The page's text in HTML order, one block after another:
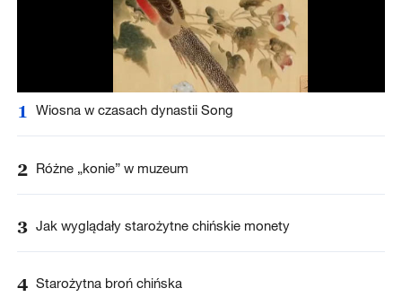
1 Wiosna w czasach dynastii Song
2 Różne „konie” w muzeum
3 Jak wyglądały starożytne chińskie monety
4 Starożytna broń chińska